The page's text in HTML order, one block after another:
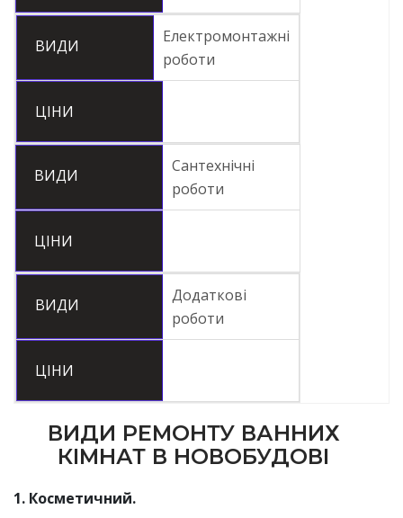
ВИДИ
Електромонтажні
роботи
ЦІНИ
ВИДИ
Сантехнічні
роботи
ЦІНИ
ВИДИ
Додаткові
роботи
ЦІНИ
ВИДИ РЕМОНТУ ВАННИХ
КІМНАТ В НОВОБУДОВІ
1. Косметичний.